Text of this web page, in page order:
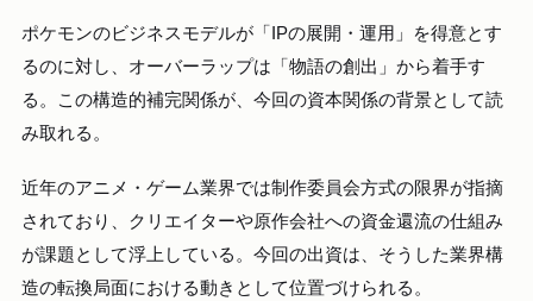
ポケモンのビジネスモデルが「IPの展開・運用」を得意とす
るのに対し、オーバーラップは「物語の創出」から着手す
る。この構造的補完関係が、今回の資本関係の背景として読
み取れる。
近年のアニメ・ゲーム業界では制作委員会方式の限界が指摘
されており、クリエイターや原作会社への資金還流の仕組み
が課題として浮上している。今回の出資は、そうした業界構
造の転換局面における動きとして位置づけられる。